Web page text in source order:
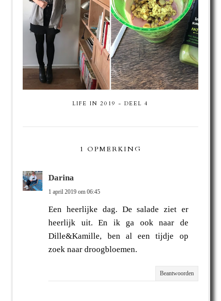
LIFE IN 2019 - DEEL 4
1 OPMERKING
Darina
1 april 2019 om 06:45
Een heerlijke dag. De salade ziet er
heerlijk uit. En ik ga ook naar de
Dille&Kamille, ben al een tijdje op
zoek naar droogbloemen.
Beantwoorden